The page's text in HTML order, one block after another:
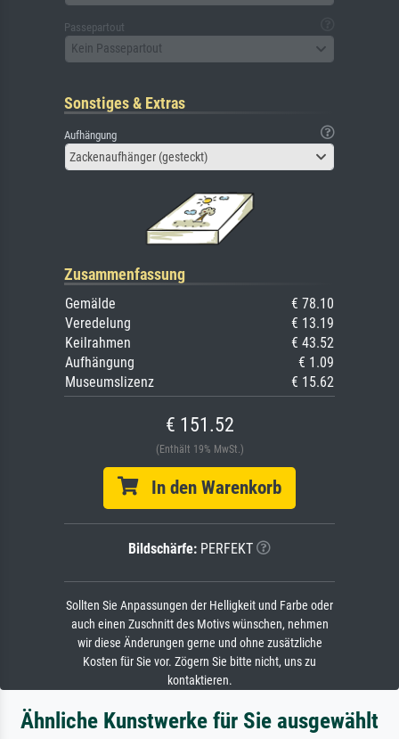
Passepartout
Kein Passepartout
Sonstiges & Extras
Aufhängung
Zackenaufhänger (gesteckt)
Zusammenfassung
Gemälde
€ 78.10
Veredelung
€ 13.19
Keilrahmen
€ 43.52
Aufhängung
€ 1.09
Museumslizenz
€ 15.62
€ 151.52
(Enthält 19% MwSt.)
In den Warenkorb
Bildschärfe: PERFEKT
Sollten Sie Anpassungen der Helligkeit und Farbe oder
auch einen Zuschnitt des Motivs wünschen, nehmen
wir diese Änderungen gerne und ohne zusätzliche
Kosten für Sie vor. Zögern Sie bitte nicht, uns zu
kontaktieren.
Ähnliche Kunstwerke für Sie ausgewählt